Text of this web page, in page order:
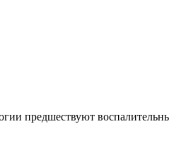
предшествуют